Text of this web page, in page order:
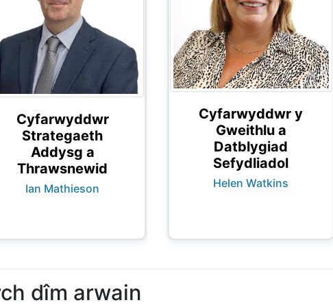
Cyfarwyddwr
Strategaeth
Addysg a
Thrawsnewid
Ian Mathieson
Cyfarwyddwr y
Gweithlu a
Datblygiad
Sefydliadol
Helen Watkins
dîm arwain